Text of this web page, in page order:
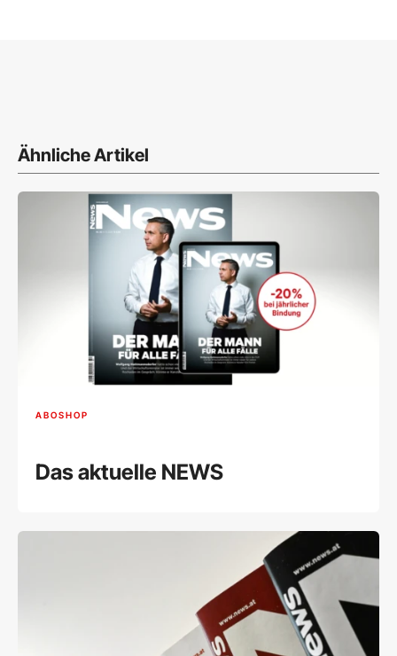
Ähnliche Artikel
ABOSHOP
Das aktuelle NEWS